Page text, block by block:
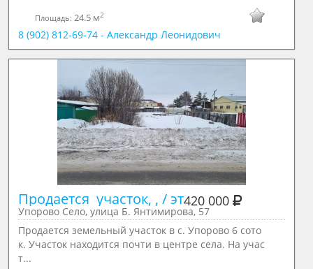
Площадь: 24.5 м2
8 (902) 812-69-74 - Александр Леонидович
Продается  участок, , / эт420 000
Упорово Село, улица Б. Янтимирова, 57
Продается земельный участок в с. Упорово 6 сото
к. Участок находится почти в центре села. На учас
т...